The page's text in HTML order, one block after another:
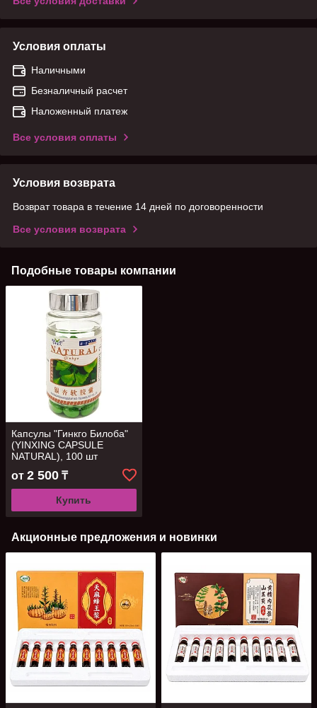
Условия оплаты
Наличными
Безналичный расчет
Наложенный платеж
Все условия оплаты
Условия возврата
Возврат товара в течение 14 дней по договоренности
Все условия возврата
Подобные товары компании
Капсулы "Гинкго Билоба"
(YINXING CAPSULE
NATURAL), 100 шт
от 2 500 ₸
Купить
Акционные предложения и новинки